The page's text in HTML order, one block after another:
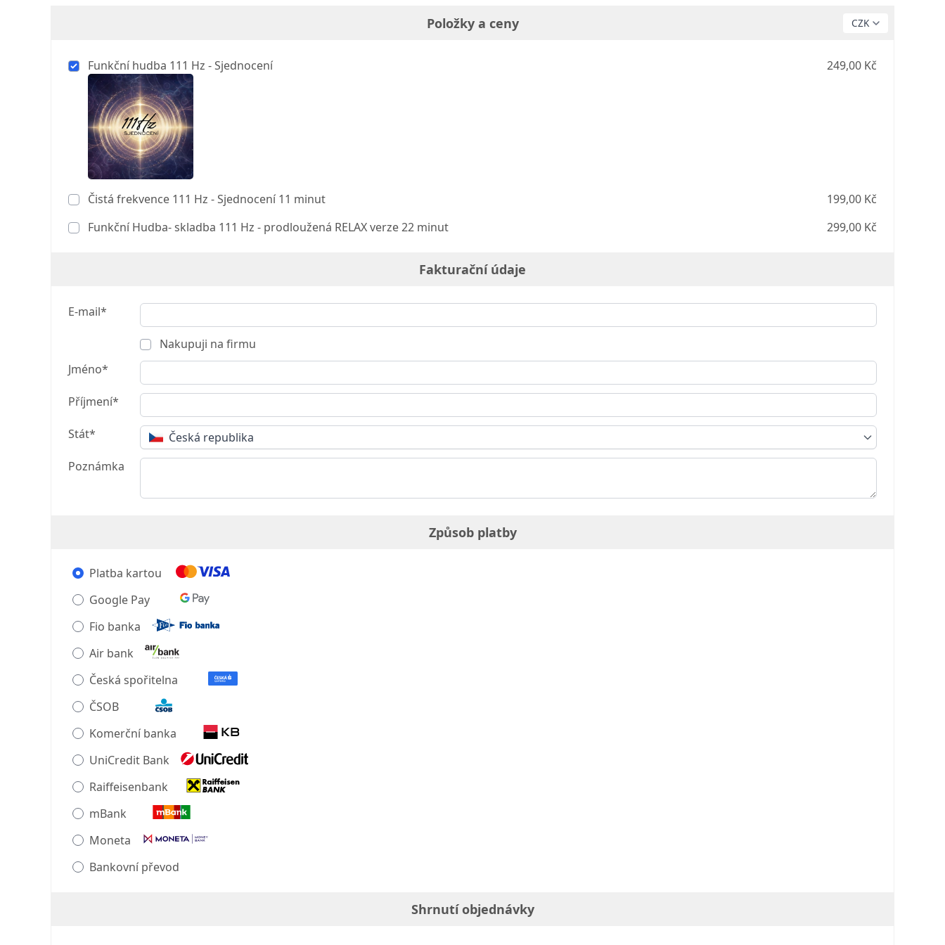
Položky a ceny
Funkční hudba 111 Hz - Sjednocení 249,00 Kč
Čistá frekvence 111 Hz - Sjednocení 11 minut
199,00 Kč
Funkční Hudba- skladba 111 Hz - prodloužená RELAX verze 22 minut
299,00 Kč
Fakturační údaje
E-mail*
Nakupuji na firmu
Jméno*
Příjmení*
Stát*
Česká republika
Poznámka
Způsob platby
Platba kartou
Google Pay
Fio banka
Air bank
Česká spořitelna
ČSOB
Komerční banka
UniCredit Bank
Raiffeisenbank
mBank
Moneta
Bankovní převod
Shrnutí objednávky